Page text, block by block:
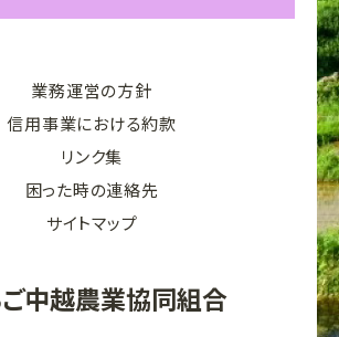
業務運営の方針
信用事業における約款
リンク集
困った時の連絡先
サイトマップ
中越農業協同組合